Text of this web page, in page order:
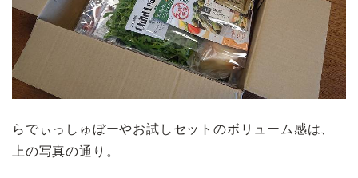
らでぃっしゅぼーやお試しセットのボリューム感は、
上の写真の通り。